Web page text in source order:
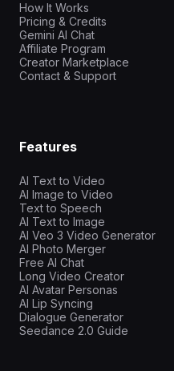
How It Works
Pricing & Credits
Gemini AI Chat
Affiliate Program
Creator Marketplace
Contact & Support
Features
AI Text to Video
AI Image to Video
Text to Speech
AI Text to Image
AI Veo 3 Video Generator
AI Photo Merger
Free AI Chat
Long Video Creator
AI Avatar Personas
AI Lip Syncing
Dialogue Generator
Seedance 2.0 Guide